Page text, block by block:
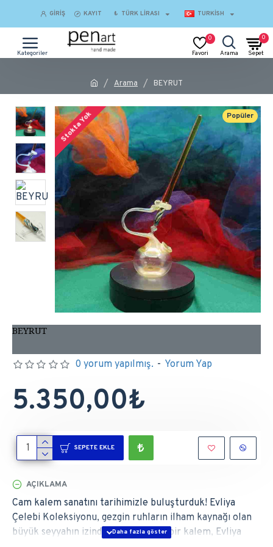
GIRIŞ KAYIT ₺ TÜRK LIRASI TURKISH
0 0
Arama BEYRUT
Popüler
Stokta Yok
BEYRUT
0 yorum yapılmış. - Yorum Yap
5.350,00₺
SEPETE EKLE
AÇIKLAMA
Cam kalem sanatını tarihimizle buluşturduk! Evliya
Çelebi Koleksiyonu, gezgin ruhların ilham kaynağı olan
büyük seyyahın izinden gidiyor. Her bir kalem, Evliya